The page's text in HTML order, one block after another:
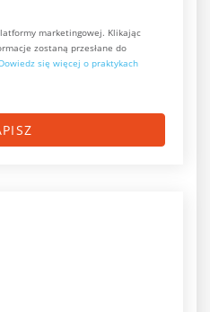
marketingowej. Klikając
zostaną przesłane do
Dowiedz się więcej o praktykach